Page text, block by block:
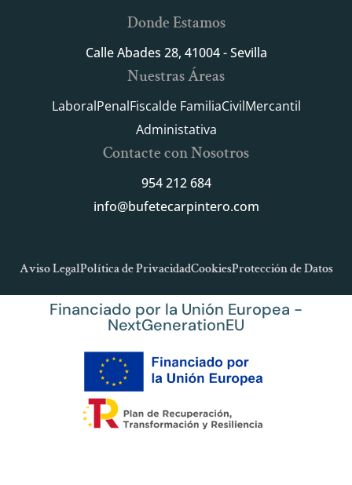
Donde Estamos
Calle Abades 28, 41004 - Sevilla
Nuestras Áreas
LaboralPenalFiscalde FamiliaCivilMercantil
Administativa
Contacte con Nosotros
954 212 684
info@bufetecarpintero.com
Aviso LegalPolítica de PrivacidadCookiesProtección de Datos
Financiado por la Unión Europea -
NextGenerationEU